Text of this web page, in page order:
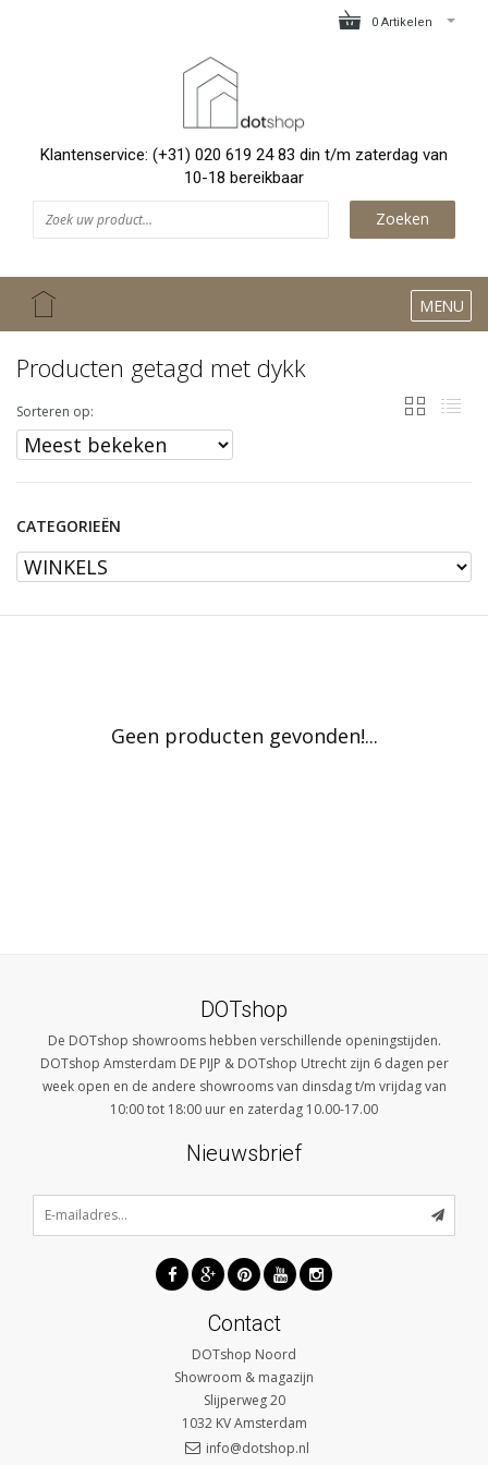
0 Artikelen
Klantenservice: (+31) 020 619 24 83 din t/m zaterdag van
10-18 bereikbaar
Zoeken
MENU
Producten getagd met dykk
Sorteren op:
CATEGORIEËN
Geen producten gevonden!...
DOTshop
De DOTshop showrooms hebben verschillende openingstijden.
DOTshop Amsterdam DE PIJP & DOTshop Utrecht zijn 6 dagen per
week open en de andere showrooms van dinsdag t/m vrijdag van
10:00 tot 18:00 uur en zaterdag 10.00-17.00
Nieuwsbrief
Contact
DOTshop Noord
Showroom & magazijn
Slijperweg 20
1032 KV Amsterdam
info@dotshop.nl